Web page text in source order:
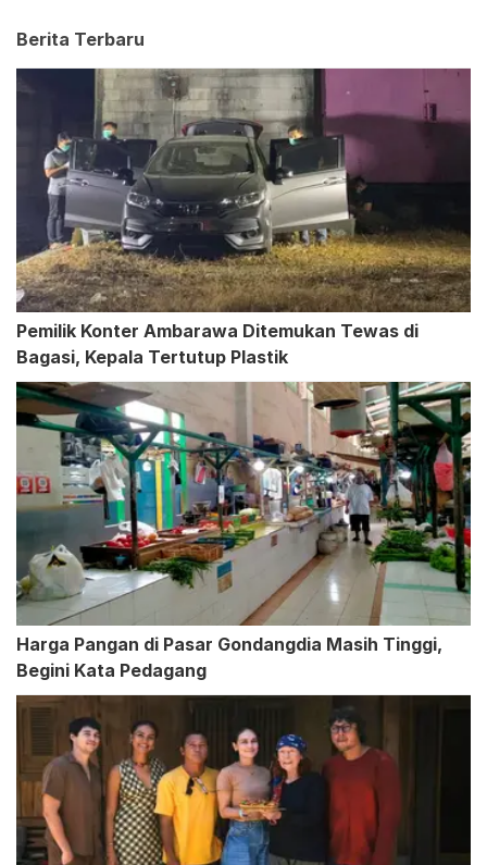
Berita Terbaru
Pemilik Konter Ambarawa Ditemukan Tewas di
Bagasi, Kepala Tertutup Plastik
Harga Pangan di Pasar Gondangdia Masih Tinggi,
Begini Kata Pedagang